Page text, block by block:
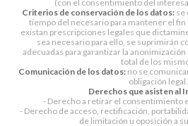
(con el consentimiento del
Criterios de conservación de los datos:se
tiempo del necesario para mantener el
existan prescripciones legales que
sea necesario para ello, se suprimirán
adecuadas para garantizar la
total de los
Comunicación de los datos: no se
obligación legal.
Derechos que asisten al
- Derecho a retirar el consentimiento
- Derecho de acceso, rectificación,
de limitación u oposición a